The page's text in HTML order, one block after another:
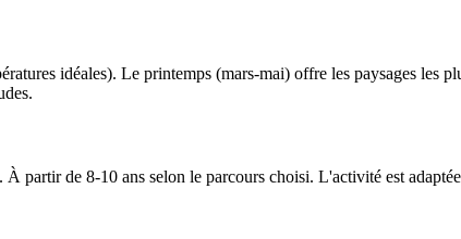
idéales). Le printemps (mars-mai) offre les paysages les
partir de 8-10 ans selon le parcours choisi. L'activité est